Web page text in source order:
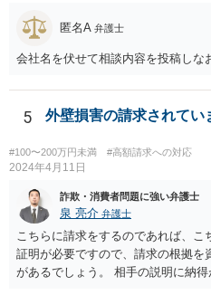
匿名A 弁護士
会社名を伏せて相談内容を投稿しな
5 外壁損害の請求されてい
#100〜200万円未満 #高額請求への対応
2024年4月11日
詐欺・消費者問題に強い弁護士
泉 亮介 弁護士
こちらに請求をするのであれば、
証明が必要ですので、請求の根拠を
があるでしょう。 相手の説明に納